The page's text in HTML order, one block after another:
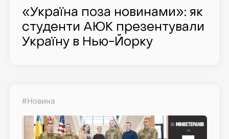
«Україна поза новинами»: як
студенти AЮK презентували
Україну в Нью-Йорку
#Новина